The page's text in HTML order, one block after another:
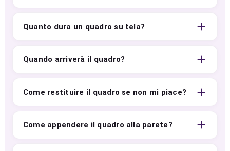
Quanto dura un quadro su tela?
Quando arriverà il quadro?
Come restituire il quadro se non mi piace?
Come appendere il quadro alla parete?